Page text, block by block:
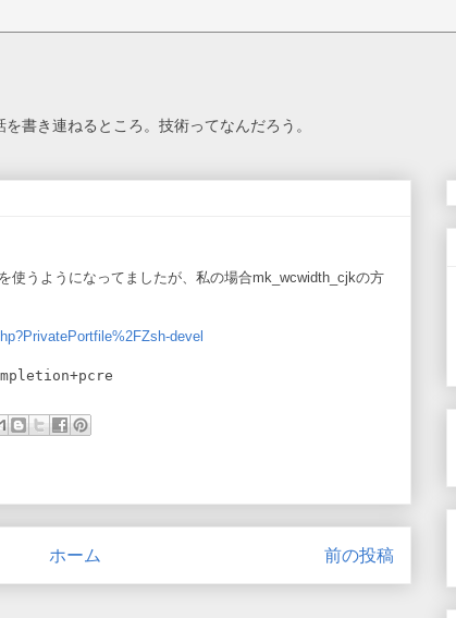
書き連ねるところ。技術ってなんだろう。
使うようになってましたが、私の場合mk_wcwidth_cjkの方
devel
前の投稿
ホーム